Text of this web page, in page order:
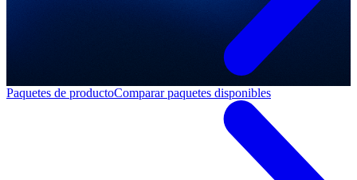
Paquetes de productoComparar paquetes disponibles